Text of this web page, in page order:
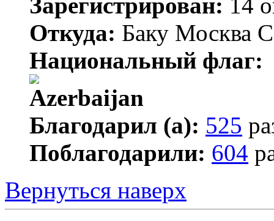
Зарегистрирован: 14
Откуда: Баку Москва
Национальный флаг:
Благодарил (а): 525
Поблагодарили: 604
Вернуться наверх